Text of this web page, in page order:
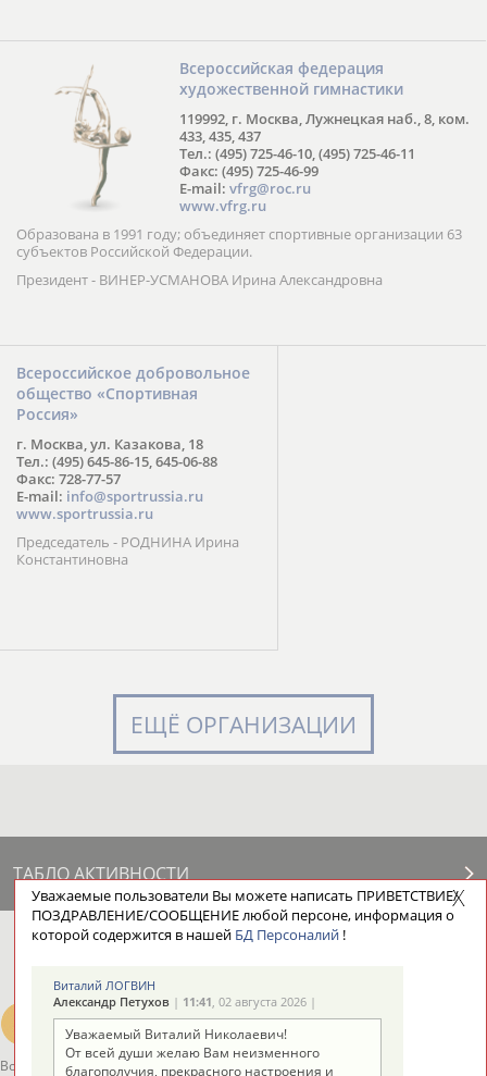
Всероссийская федерация
художественной гимнастики
119992, г. Москва, Лужнецкая наб., 8, ком.
433, 435, 437
Тел.: (495) 725-46-10, (495) 725-46-11
Факс: (495) 725-46-99
E-mail: vfrg@roc.ru
www.vfrg.ru
Образована в 1991 году; объединяет спортивные организации 63
субъектов Российской Федерации.
Президент - ВИНЕР-УСМАНОВА Ирина Александровна
Всероссийское добровольное
общество «Спортивная
Россия»
г. Москва, ул. Казакова, 18
Тел.: (495) 645-86-15, 645-06-88
Факс: 728-77-57
E-mail: info@sportrussia.ru
www.sportrussia.ru
Председатель - РОДНИНА Ирина
Константиновна
ЕЩЁ ОРГАНИЗАЦИИ
ТАБЛО АКТИВНОСТИ
ЦЕЛИ ПРОЕКТА НАШИ КНОПКИ
Вопросы сотрудничества и совместной деятельности
Уважаемые пользователи Вы можете написать ПРИВЕТСТВИЕ/
ПОЗДРАВЛЕНИЕ/СООБЩЕНИЕ любой персоне, информация о
которой содержится в нашей БД Персоналий!
Виталий ЛОГВИН
Александр Петухов| 11:41, 02 августа 2026 |
Уважаемый Виталий Николаевич!
От всей души желаю Вам неизменного
благополучия, прекрасного настроения и